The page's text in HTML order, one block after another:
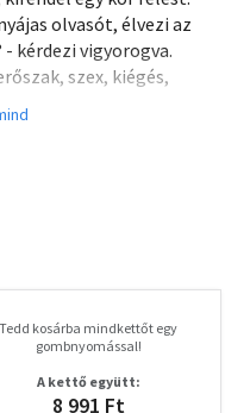
olvasót, élvezi az
kérdezi vigyorogva.
szex, kiégés,
vad az évek során, de
akarták, férfiakat,
nincs kiútjuk az
Ezek a ketrecük
ősi, karneváli
tovább. Jászberényi
Tedd kosárba mindkettőt egy
gombnyomással!
A kettő együtt:
8 991 Ft